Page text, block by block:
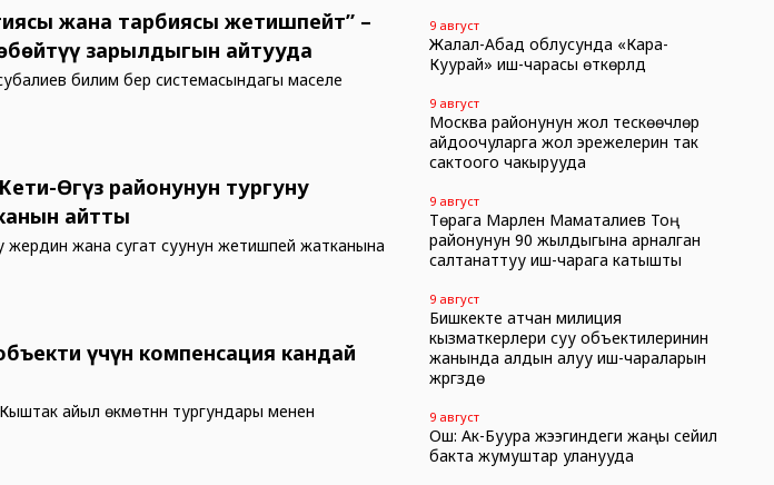
жана тарбиясы жетишпейт” –
зарылдыгын айтууда
билим берүү системасындагы маселе
Өгүз районунун тургуну
айтты
жана сугат суунун жетишпей жатканына
үчүн компенсация кандай
айыл өкмөтүнүн тургундары менен
9 август
Жалал-Абад облусунда «Кара-
Куурай» иш-чарасы өткөрүлдү
9 август
Москва районунун жол тескөөчүлөрү
айдоочуларга жол эрежелерин так
сактоого чакырууда
9 август
Төрага Марлен Маматалиев Тоң
районунун 90 жылдыгына арналган
салтанаттуу иш-чарага катышты
9 август
Бишкекте атчан милиция
кызматкерлери суу объектилеринин
жанында алдын алуу иш-чараларын
жүргүзүүдө
9 август
Ош: Ак-Буура жээгиндеги жаңы сейил
бакта жумуштар уланууда